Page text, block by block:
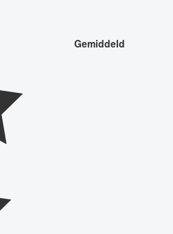
Gemiddeld